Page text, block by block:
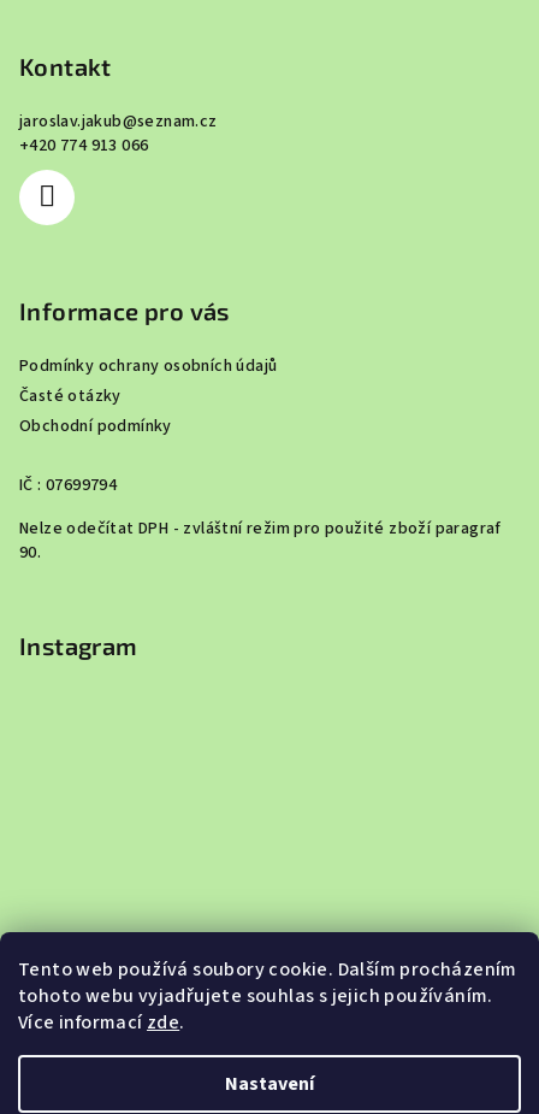
Tento web používá soubory cookie. Dalším procházením
tohoto webu vyjadřujete souhlas s jejich používáním.
Více informacízde.
Nastavení
Kontakt
jaroslav.jakub@seznam.cz
+420 774 913 066
Informace pro vás
Podmínky ochrany osobních údajů
Časté otázky
Obchodní podmínky
IČ : 07699794
Nelze odečítat DPH - zvláštní režim pro použité zboží paragraf
90.
Instagram
Sledovat na Instagramu